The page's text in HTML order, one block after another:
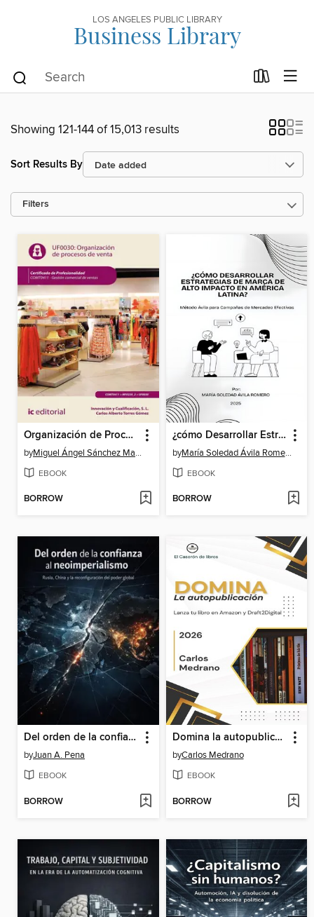
LOS ANGELES PUBLIC LIBRARY
Business Library
Showing 121-144 of 15,013 results
Sort Results By
Filters
Organización de Procesos de Venta. COMT0411
by Miguel Ángel Sánchez Maza
EBOOK
BORROW
¿cómo Desarrollar Estrategias De Marca De Alto Impacto En América Latina?
by María Soledad Ávila Romero
EBOOK
BORROW
Del orden de la confianza al neoimperialismo
byJuan A. Pena
EBOOK
BORROW
Domina la autopublicación
byCarlos Medrano
EBOOK
BORROW